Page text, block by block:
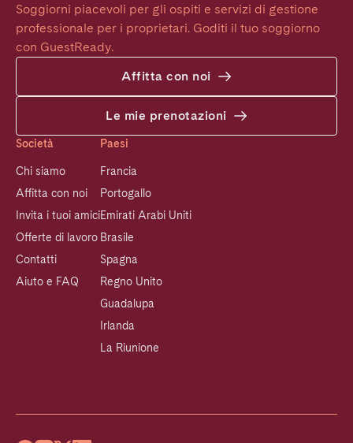
Soggiorni piacevoli per gli ospiti e servizi di gestione
professionale per i proprietari. Goditi il tuo soggiorno
con GuestReady.
Affitta con noi
Le mie prenotazioni
Società
Chi siamo
Affitta con noi
Invita i tuoi amici
Offerte di lavoro
Contatti
Aiuto e FAQ
Paesi
Francia
Portogallo
Emirati Arabi Uniti
Brasile
Spagna
Regno Unito
Guadalupa
Irlanda
La Riunione